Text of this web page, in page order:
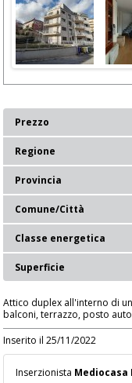
Prezzo
Regione
Provincia
Comune/Città
Classe energetica
Superficie
Attico duplex all'interno di
balconi, terrazzo, posto
Inserito il 25/11/2022
Inserzionista Mediocasa